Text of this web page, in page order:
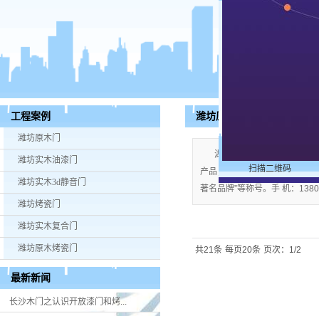
潍坊实木
工程案例
潍坊原木门
潍坊实木油漆门
潍坊实木3d静音门
潍坊烤瓷门
潍坊实木复合门
潍坊原木烤瓷门
最新新闻
长沙木门之认识开放漆门和烤...
潍坊原木烤瓷门
湖南米好门业有限公司公
产品；企业视产品质量为生命
著名品牌”等称号。手 机：
共21条 每页20条 页次：1/2
扫描二维码